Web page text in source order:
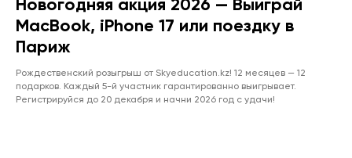
Новогодняя акция 2026 — Выиграй
MacBook, iPhone 17 или поездку в
Париж
Рождественский розыгрыш от Skyeducation.kz! 12 месяцев — 12
подарков. Каждый 5-й участник гарантированно выигрывает.
Регистрируйся до 20 декабря и начни 2026 год с удачи!